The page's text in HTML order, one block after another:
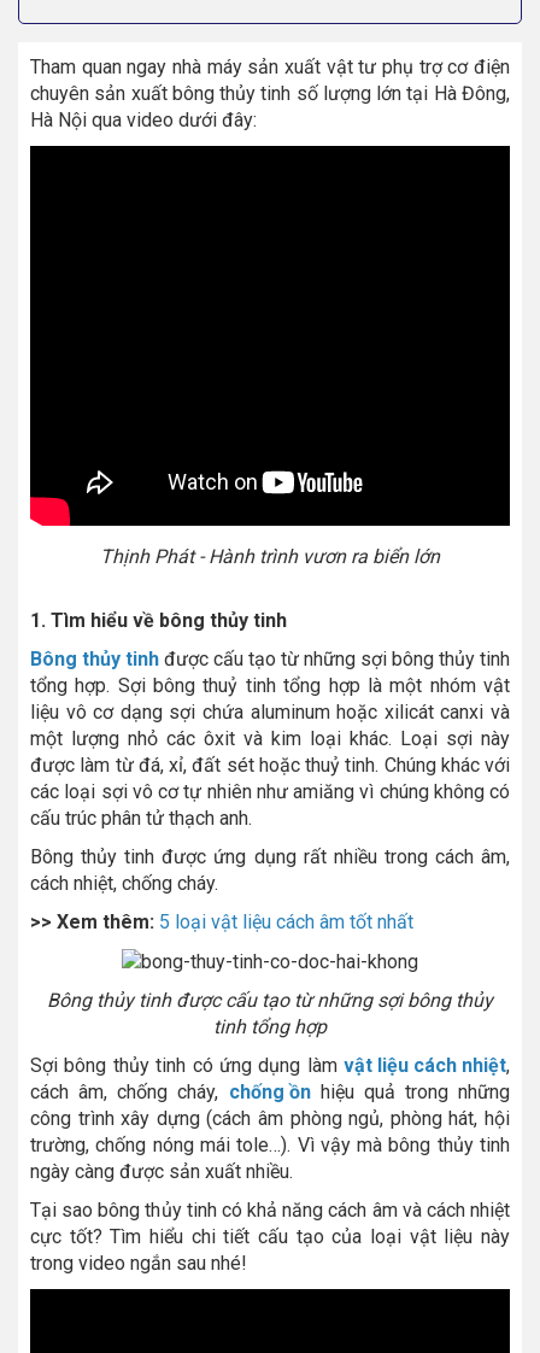
Tham quan ngay nhà máy sản xuất vật tư phụ trợ cơ điện
chuyên sản xuất bông thủy tinh số lượng lớn tại Hà Đông,
Hà Nội qua video dưới đây:
Thịnh Phát - Hành trình vươn ra biển lớn
1. Tìm hiểu về bông thủy tinh
Bông thủy tinh được cấu tạo từ những sợi bông thủy tinh
tổng hợp. Sợi bông thuỷ tinh tổng hợp là một nhóm vật
liệu vô cơ dạng sợi chứa aluminum hoặc xilicát canxi và
một lượng nhỏ các ôxit và kim loại khác. Loại sợi này
được làm từ đá, xỉ, đất sét hoặc thuỷ tinh. Chúng khác với
các loại sợi vô cơ tự nhiên như amiăng vì chúng không có
cấu trúc phân tử thạch anh.
Bông thủy tinh được ứng dụng rất nhiều trong cách âm,
cách nhiệt, chống cháy.
>> Xem thêm: 5 loại vật liệu cách âm tốt nhất
Bông thủy tinh được cấu tạo từ những sợi bông thủy
tinh tổng hợp
Sợi bông thủy tinh có ứng dụng làm vật liệu cách nhiệt,
cách âm, chống cháy, chống ồnhiệu quả trong những
công trình xây dựng (cách âm phòng ngủ, phòng hát, hội
trường, chống nóng mái tole…). Vì vậy mà bông thủy tinh
ngày càng được sản xuất nhiều.
Tại sao bông thủy tinh có khả năng cách âm và cách nhiệt
cực tốt? Tìm hiểu chi tiết cấu tạo của loại vật liệu này
trong video ngắn sau nhé!